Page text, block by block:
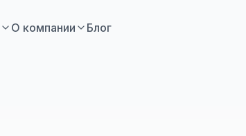
О компании Блог